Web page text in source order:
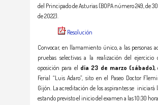
del Principado de Asturias (BOPA número 249, de
de 2022).
Resolución
Convocar, en llamamiento único, a las personas
pruebas selectivas a la realización del ejercicio
oposición para el día 23 de marzo (sábado),
Ferial “Luis Adaro”, sito en el Paseo Doctor
Gijón. La acreditación de los aspirantes se iniciará
estando previsto el inicio del examen a las 10:30